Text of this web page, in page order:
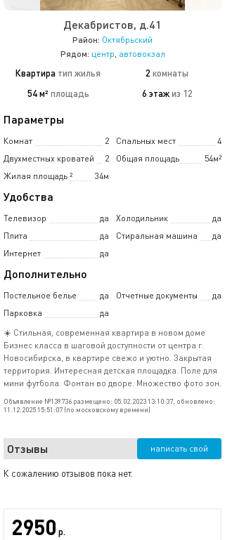
Декабристов, д.41
Район: Октябрьский
Рядом: центр, автовокзал
Квартира тип жилья 2 комнаты
54 м² площадь 6 этаж из 12
Параметры
Комнат 2 Спальных мест
4
Двухместных кроватей
2 Общая площадь
54м²
Жилая площадь
34м
²
Удобства
Телевизор да Холодильник
да
Плита
да Стиральная машина
да
Интернет
да
Дополнительно
Постельное белье да Отчетные документы
да
Парковка
да
☀️ Стильная, современная квартира в новом доме
Бизнес класса в шаговой доступности от центра г.
Новосибирска, в квартире свежо и уютно. Закрытая
территория. Интересная детская площадка. Поле для
мини футбола. Фонтан во дворе. Множество фото зон.
Объявление №139736 размещено: 05.02.2023 13:10:37, обновлено:
11.12.2025 15:51:07 (по московскому времени)
Отзывы написать свой
К сожалению отзывов пока нет.
2950 р.